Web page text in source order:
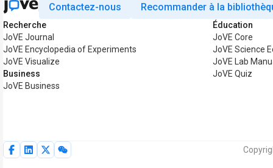
Contactez-nous Recommander à la
Recherche
JoVE Journal
JoVE Encyclopedia of Experiments
JoVE Visualize
Business
JoVE Business
Éducation
JoVE Core
JoVE Science
JoVE Lab
JoVE Quiz